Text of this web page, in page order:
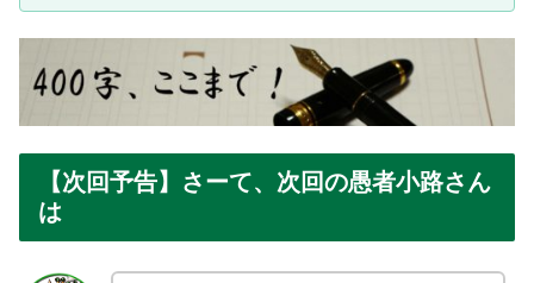
【次回予告】さーて、次回の愚者小路さん
は